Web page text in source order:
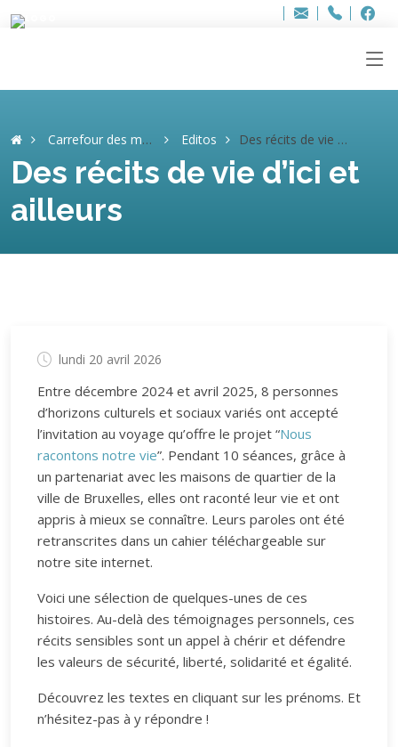
Adresse
info..hâthe..
Tel.
Tel.
Carrefour des mémoires Editos Des récits de vie d’ici et ailleurs
Des récits de vie d’ici et
ailleurs
lundi 20 avril 2026
Entre décembre 2024 et avril 2025, 8 personnes
d’horizons culturels et sociaux variés ont accepté
l’invitation au voyage qu’offre le projet “Nous
racontons notre vie”. Pendant 10 séances, grâce à
un partenariat avec les maisons de quartier de la
ville de Bruxelles, elles ont raconté leur vie et ont
appris à mieux se connaître. Leurs paroles ont été
retranscrites dans un cahier téléchargeable sur
notre site internet.
Voici une sélection de quelques-unes de ces
histoires. Au-delà des témoignages personnels, ces
récits sensibles sont un appel à chérir et défendre
les valeurs de sécurité, liberté, solidarité et égalité.
Découvrez les textes en cliquant sur les prénoms. Et
n’hésitez-pas à y répondre !